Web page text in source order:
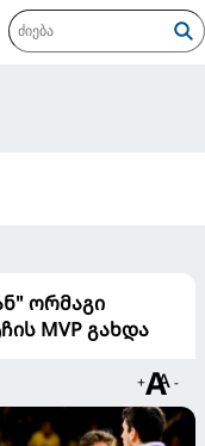
ორმაგი
MVP გახდა
+ -